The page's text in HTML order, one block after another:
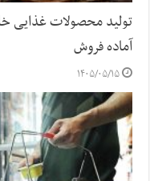
تولید محصولات غذایی
آماده فروش
۱۴۰۵/۰۵/۱۵